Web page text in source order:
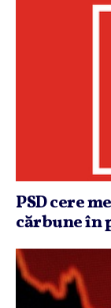
PSD cere
cărbune în